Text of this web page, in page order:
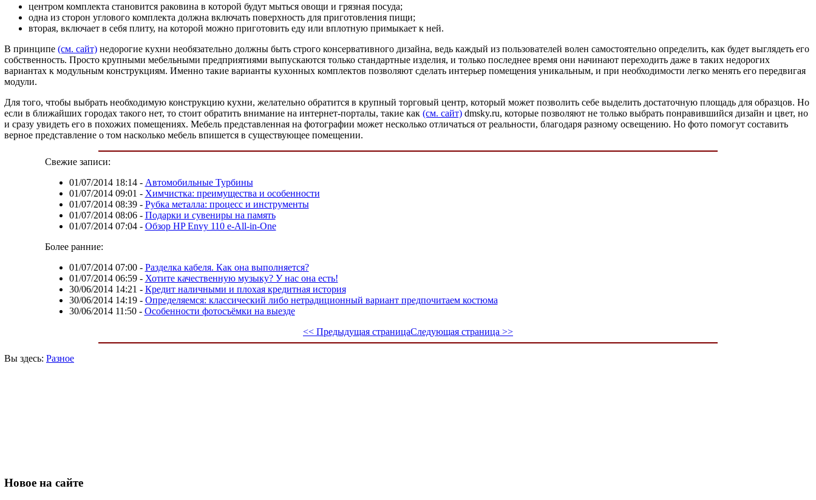
центром комплекта становится раковина в которой будут мыться овощи и грязная посуда;
одна из сторон углового комплекта должна включать поверхность для приготовления пищи;
вторая, включает в себя плиту, на которой можно приготовить еду или вплотную примыкает к ней.
В принципе (см. сайт) недорогие кухни необязательно должны быть строго консервативного дизайна, ведь каждый из пользователей волен самостоятельно определить, как будет выглядеть его
собственность. Просто крупными мебельными предприятиями выпускаются только стандартные изделия, и только последнее время они начинают переходить даже в таких недорогих
вариантах к модульным конструкциям. Именно такие варианты кухонных комплектов позволяют сделать интерьер помещения уникальным, и при необходимости легко менять его передвигая
модули.
Для того, чтобы выбрать необходимую конструкцию кухни, желательно обратится в крупный торговый центр, который может позволить себе выделить достаточную площадь для образцов. Но
если в ближайших городах такого нет, то стоит обратить внимание на интернет-порталы, такие как (см. сайт) dmsky.ru, которые позволяют не только выбрать понравившийся дизайн и цвет, но
и сразу увидеть его в похожих помещениях. Мебель представленная на фотографии может несколько отличаться от реальности, благодаря разному освещению. Но фото помогут составить
верное представление о том насколько мебель впишется в существующее помещении.
Свежие записи:
01/07/2014 18:14- Автомобильные Турбины
01/07/2014 09:01 - Химчистка: преимущества и особенности
01/07/2014 08:39- Рубка металла: процесс и инструменты
01/07/2014 08:06- Подарки и сувениры на память
01/07/2014 07:04- Обзор HP Envy 110 e-All-in-One
Более ранние:
01/07/2014 07:00- Разделка кабеля. Как она выполняется?
01/07/2014 06:59- Хотите качественную музыку? У нас она есть!
30/06/2014 14:21 - Кредит наличными и плохая кредитная история
30/06/2014 14:19- Определяемся: классический либо нетрадиционный вариант предпочитаем костюма
30/06/2014 11:50- Особенности фотосъёмки на выезде
<< Предыдущая страницаСледующая страница >>
Вы здесь: Разное
Новое на сайте